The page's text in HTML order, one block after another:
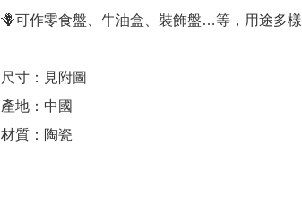
🪻可作零食盤、牛油盒、裝飾盤…等，用途多樣
尺寸：見附圖
產地：中國
材質：陶瓷